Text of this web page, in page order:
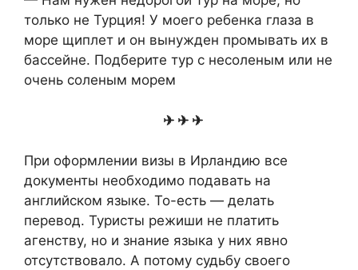
только не Турция! У моего ребенка глаза в
море щиплет и он вынужден промывать их в
бассейне. Подберите тур с несоленым или не
очень соленым морем
✈ ✈ ✈
При оформлении визы в Ирландию все
документы необходимо подавать на
английском языке. То-есть — делать
перевод. Туристы режиши не платить
агенству, но и знание языка у них явно
отсутствовало. А потому судьбу своего